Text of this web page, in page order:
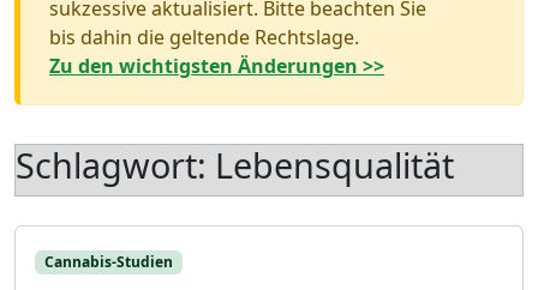
sukzessive aktualisiert. Bitte beachten Sie
bis dahin die geltende Rechtslage.
Zu den wichtigsten Änderungen >>
Schlagwort: Lebensqualität
Cannabis-Studien